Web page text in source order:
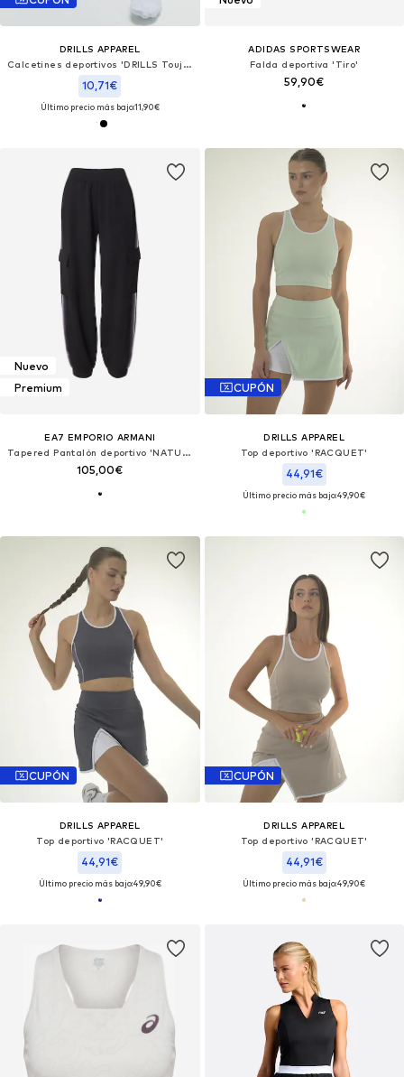
DRILLS APPAREL
Calcetines deportivos 'DRILLS Toujours'
10,71€
Último precio más bajo:11,90€
ADIDAS SPORTSWEAR
Falda deportiva 'Tiro'
59,90€
Nuevo
Premium
EA7 EMPORIO ARMANI
Tapered Pantalón deportivo 'NATURAL VENTUS7'
105,00€
CUPÓN
DRILLS APPAREL
Top deportivo 'RACQUET'
44,91€
Último precio más bajo:49,90€
CUPÓN
DRILLS APPAREL
Top deportivo 'RACQUET'
44,91€
Último precio más bajo:49,90€
CUPÓN
DRILLS APPAREL
Top deportivo 'RACQUET'
44,91€
Último precio más bajo:49,90€